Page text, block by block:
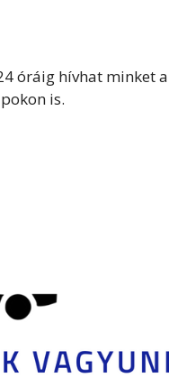
óráig hívhat minket
is.